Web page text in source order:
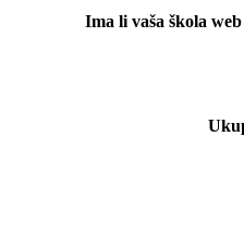
Ima li vaša škola